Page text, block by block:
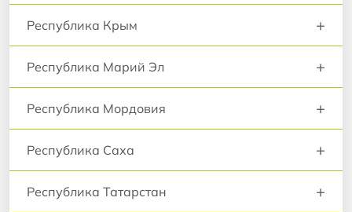
Республика Крым +
Республика Марий Эл +
Республика Мордовия +
Республика Саха +
Республика Татарстан +